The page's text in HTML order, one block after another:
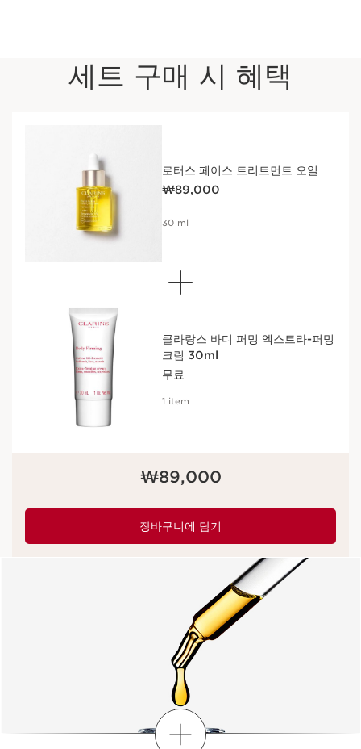
세트 구매 시 혜택
로터스 페이스 트리트먼트 오일
₩89,000
30 ml
클라랑스 바디 퍼밍 엑스트라-퍼밍
크림 30ml
무료
1 item
₩89,000
장바구니에 담기
더보기